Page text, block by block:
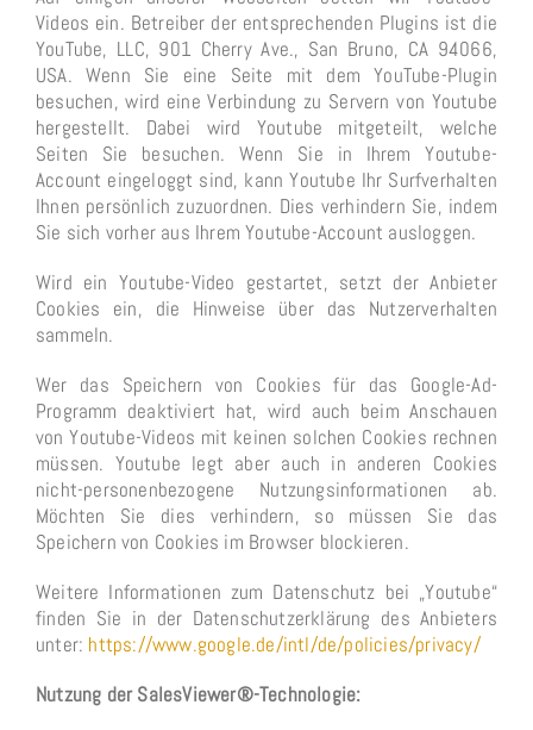
Videos ein. Betreiber der entsprechenden Plugins ist die
YouTube, LLC, 901 Cherry Ave., San Bruno, CA 94066,
USA. Wenn Sie eine Seite mit dem YouTube-Plugin
besuchen, wird eine Verbindung zu Servern von Youtube
hergestellt. Dabei wird Youtube mitgeteilt, welche
Seiten Sie besuchen. Wenn Sie in Ihrem Youtube-
Account eingeloggt sind, kann Youtube Ihr Surfverhalten
Ihnen persönlich zuzuordnen. Dies verhindern Sie, indem
Sie sich vorher aus Ihrem Youtube-Account ausloggen.
Wird ein Youtube-Video gestartet, setzt der Anbieter
Cookies ein, die Hinweise über das Nutzerverhalten
sammeln.
Wer das Speichern von Cookies für das Google-Ad-
Programm deaktiviert hat, wird auch beim Anschauen
von Youtube-Videos mit keinen solchen Cookies rechnen
müssen. Youtube legt aber auch in anderen Cookies
nicht-personenbezogene Nutzungsinformationen ab.
Möchten Sie dies verhindern, so müssen Sie das
Speichern von Cookies im Browser blockieren.
Weitere Informationen zum Datenschutz bei „Youtube“
finden Sie in der Datenschutzerklärung des Anbieters
unter: https://www.google.de/intl/de/policies/privacy/
Nutzung der SalesViewer®-Technologie: